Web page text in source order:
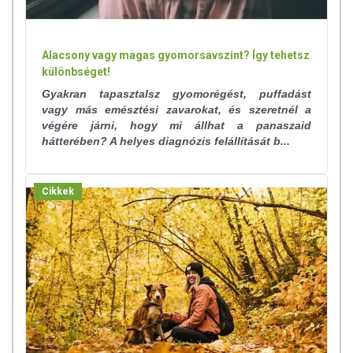
eredményeken és népgyógyászati tapasztalatokon alapul.
HOGYAN SEGÍT A TEA AZ
EMÉSZTŐRENDSZERI PROBLÉMÁKON?
Amikor az emésztőrendszeri problémák első tüneteit érzed magadon,
vagy tapasztalod gyermekeiden, mint például a puffadás, az
émelygés, hányinger vagy hasi görcsök, azt javasoljuk rögtön igyatok
meg néhány bögre Pocak Teát. Meglátod, hamar enyhülést hoz majd!
Pár napig tartó rendszeres tea fogyasztással, gyorsabban túl lehettek
a tüneteken és gyökerénél fogva szüntethetitek meg a problémákat.
Alacsony vagy magas gyomorsavszint? Így tehetsz
különbséget!
Gyakran tapasztalsz gyomorégést, puffadást
vagy más emésztési zavarokat, és szeretnél a
végére járni, hogy mi állhat a panaszaid
hátterében? A helyes diagnózis felállítását b...
Cikkek